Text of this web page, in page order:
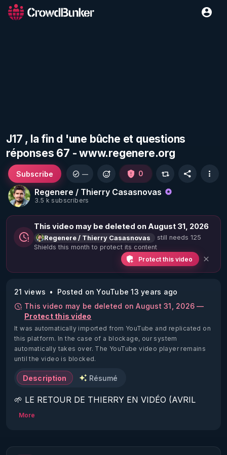
J17 , la fin d 'une bûche et questions
réponses 67 - www.regenere.org
Regenere / Thierry Casasnovas
3.5 k subscribers
Subscribe — 0
This video may be deleted on August 31, 2026
Regenere / Thierry Casasnovas
still needs 125
Shields this month to protect its content
Protect this video
21 views
Posted on YouTube 13 years ago
This video may be deleted on August 31, 2026 —
Protect this video
It was automatically imported from YouTube and replicated on
this platform. In the case of a blockage, our system
automatically takes over. The YouTube video player remains
until the video is blocked.
Description Résumé
🌱 LE RETOUR DE THIERRY EN VIDÉO (AVRIL
2022)!
https://www.rgnr.fr/presentation.html
More